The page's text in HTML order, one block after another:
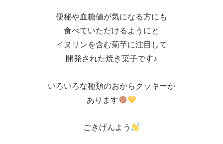
便秘や血糖値が気になる方にも
食べていただけるようにと
イヌリンを含む菊芋に注目して
開発された焼き菓子です♪
いろいろな種類のおからクッキーが
あります
ごきげんよう